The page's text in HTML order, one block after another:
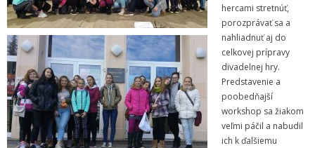
- Literárno – dramatický odbor
- SÚBORY NA ŠKOLE
Informácie
- Povinné zverejňovanie informácií
- - Organizačná štruktúra ZUŠ Poltár
hercami stretnúť,
porozprávať sa a
nahliadnuť aj do
celkovej prípravy
divadelnej hry.
Predstavenie a
poobedňajší
workshop sa žiakom
veľmi páčil a nabudil
ich k ďalšiemu